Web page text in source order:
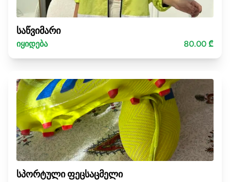
საწვიმარი
იყიდება 80.00 ₾
სპორტული ფეცსაცმელი